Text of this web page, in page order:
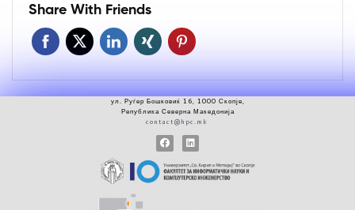
Share With Friends
ул. Руѓер Бошковиќ 16, 1000 Скопје,
Република Северна Македонија
contact@hpc.mk